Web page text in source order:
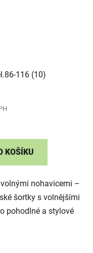
116 (10)
KOŠÍKU
nohavicemi –
šortky s volnějšími
pohodlné a stylové